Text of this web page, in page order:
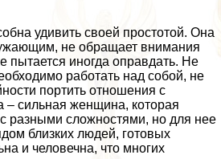
удивить своей простотой. Она
не обращает внимания
пытается иногда оправдать. Не
работать над собой, не
портить отношения с
сильная женщина, которая
разными сложностями, но для нее
близких людей, готовых
и человечна, что многих